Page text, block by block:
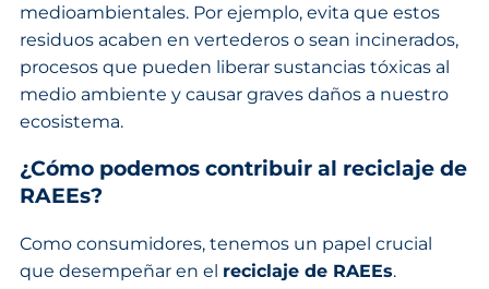
medioambientales. Por ejemplo, evita que estos
residuos acaben en vertederos o sean incinerados,
procesos que pueden liberar sustancias tóxicas al
medio ambiente y causar graves daños a nuestro
ecosistema.
¿Cómo podemos contribuir al reciclaje de
RAEEs?
Como consumidores, tenemos un papel crucial
que desempeñar en el reciclaje de RAEEs.